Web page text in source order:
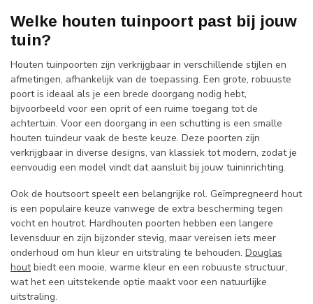
Welke houten tuinpoort past bij jouw
tuin?
Houten tuinpoorten zijn verkrijgbaar in verschillende stijlen en
afmetingen, afhankelijk van de toepassing. Een grote, robuuste
poort is ideaal als je een brede doorgang nodig hebt,
bijvoorbeeld voor een oprit of een ruime toegang tot de
achtertuin. Voor een doorgang in een schutting is een smalle
houten tuindeur vaak de beste keuze. Deze poorten zijn
verkrijgbaar in diverse designs, van klassiek tot modern, zodat je
eenvoudig een model vindt dat aansluit bij jouw tuininrichting.
Ook de houtsoort speelt een belangrijke rol. Geïmpregneerd hout
is een populaire keuze vanwege de extra bescherming tegen
vocht en houtrot. Hardhouten poorten hebben een langere
levensduur en zijn bijzonder stevig, maar vereisen iets meer
onderhoud om hun kleur en uitstraling te behouden. Douglas
houtbiedt een mooie, warme kleur en een robuuste structuur,
wat het een uitstekende optie maakt voor een natuurlijke
uitstraling.